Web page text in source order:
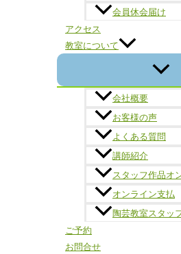
会員休会届け
アクセス
教室について
会社概要
お客様の声
よくある質問
講師紹介
スタッフ作品オ
オンライン支払
陶芸教室スタッ
ご予約
お問合せ